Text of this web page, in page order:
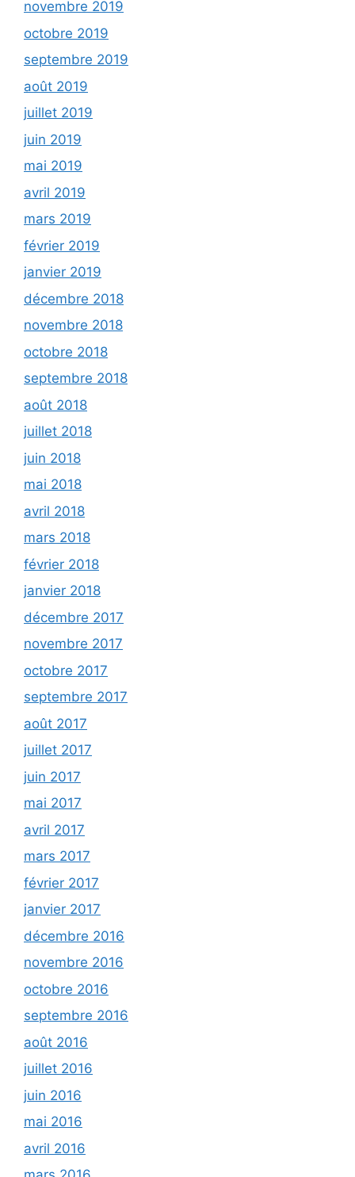
novembre 2019
octobre 2019
septembre 2019
août 2019
juillet 2019
juin 2019
mai 2019
avril 2019
mars 2019
février 2019
janvier 2019
décembre 2018
novembre 2018
octobre 2018
septembre 2018
août 2018
juillet 2018
juin 2018
mai 2018
avril 2018
mars 2018
février 2018
janvier 2018
décembre 2017
novembre 2017
octobre 2017
septembre 2017
août 2017
juillet 2017
juin 2017
mai 2017
avril 2017
mars 2017
février 2017
janvier 2017
décembre 2016
novembre 2016
octobre 2016
septembre 2016
août 2016
juillet 2016
juin 2016
mai 2016
avril 2016